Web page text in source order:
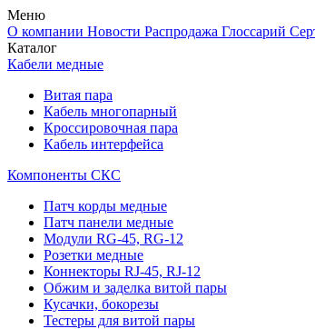
Меню
О компании Новости Распродажа Глоссарий
Каталог
Кабели медные
Витая пара
Кабель многопарный
Кроссировочная пара
Кабель интерфейса
Компоненты СКС
Патч корды медные
Патч панели медные
Модули RG-45, RG-12
Розетки медные
Коннекторы RJ-45, RJ-12
Обжим и заделка витой пары
Кусачки, бокорезы
Тестеры для витой пары